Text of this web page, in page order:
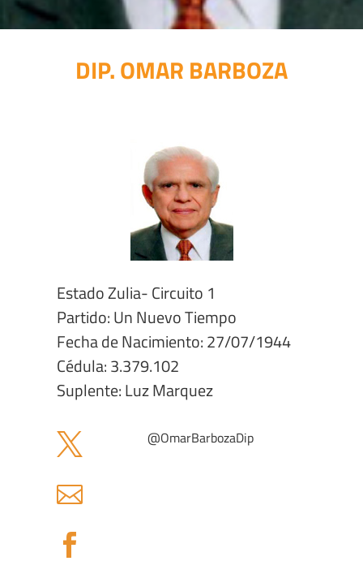
DIP. OMAR BARBOZA
Estado Zulia- Circuito 1
Partido: Un Nuevo Tiempo
Fecha de Nacimiento: 27/07/1944
Cédula: 3.379.102
Suplente: Luz Marquez
 @OmarBarbozaDip

